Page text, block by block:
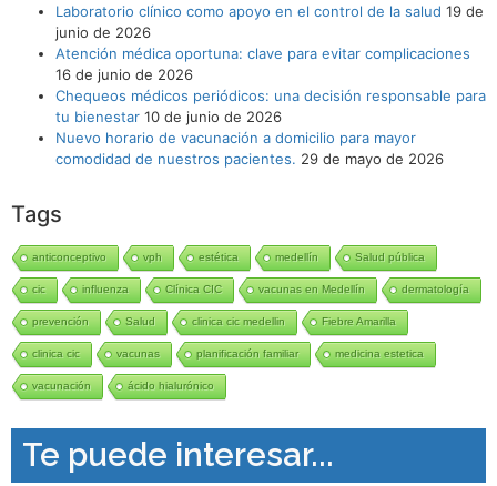
Laboratorio clínico como apoyo en el control de la salud 19 de
junio de 2026
Atención médica oportuna: clave para evitar complicaciones
16 de junio de 2026
Chequeos médicos periódicos: una decisión responsable para
tu bienestar 10 de junio de 2026
Nuevo horario de vacunación a domicilio para mayor
comodidad de nuestros pacientes. 29 de mayo de 2026
Tags
anticonceptivo vph estética medellín Salud pública
cic influenza Clínica CIC vacunas en Medellín dermatología
prevención Salud clinica cic medellin Fiebre Amarilla
clinica cic vacunas planificación familiar medicina estetica
vacunación ácido hialurónico
Te puede interesar...